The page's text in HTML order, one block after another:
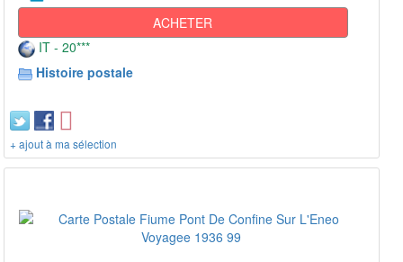
ACHETER
IT - 20***
Histoire postale
+ ajout à ma sélection